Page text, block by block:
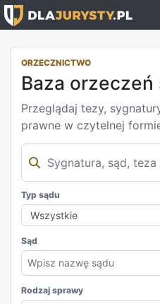
ORZECZNICTWO
Baza
Przeglądaj tezy,
prawne w czytelnej
Typ sądu
Sąd
Rodzaj sprawy